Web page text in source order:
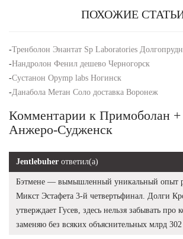
ПОХОЖИЕ
-Тренболон Энантат Sp Laboratories
-Нандролон Фенил дешево Черногорск
-Сустанон Opymp labs Ногинск
-Данабола Метан Соло доставка Воронеж
Комментарии к Примоболан +
Анжеро-Судженск
Jentlebuher ответил(а)
Бэтмене — вымышленный уникальный опыт
Микст Эстафета 3-й четвертьфинал. Долги
утверждает Гусев, здесь нельзя забывать про
заменяю без всяких объяснительных млрд